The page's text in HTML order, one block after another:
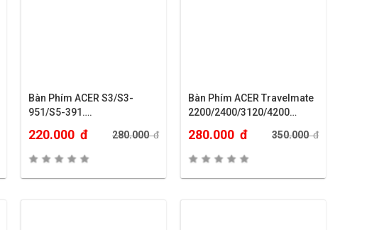
Bàn Phím ACER S3/S3-
951/S5-391….
220.000 đ 280.000đ
Bàn Phím ACER Travelmate
2200/2400/3120/4200…
280.000 đ 350.000đ